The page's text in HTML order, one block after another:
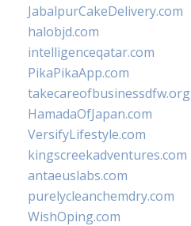
JabalpurCakeDelivery.com
halobjd.com
intelligenceqatar.com
PikaPikaApp.com
takecareofbusinessdfw.org
HamadaOfJapan.com
VersifyLifestyle.com
kingscreekadventures.com
antaeuslabs.com
purelycleanchemdry.com
WishOping.com